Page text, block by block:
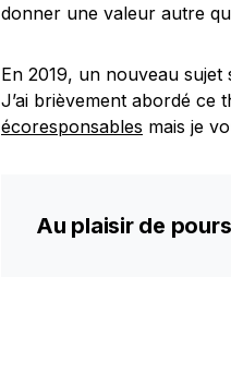
donner une valeur autre
En 2019, un nouveau
J’ai brièvement abordé ce
écoresponsables mais je
Au plaisir de